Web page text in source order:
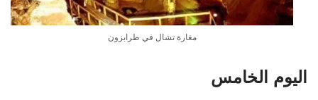
مغارة تشال في طرابزون
اليوم الخامس